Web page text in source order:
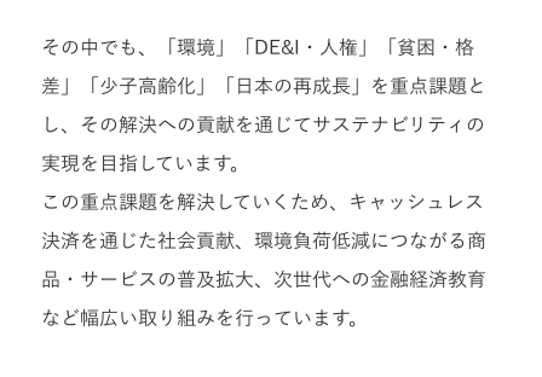
その中でも、「環境」「DE&I・人権」「貧困・格
差」「少子高齢化」「日本の再成長」を重点課題と
し、その解決への貢献を通じてサステナビリティの
実現を目指しています。
この重点課題を解決していくため、キャッシュレス
決済を通じた社会貢献、環境負荷低減につながる商
品・サービスの普及拡大、次世代への金融経済教育
など幅広い取り組みを行っています。